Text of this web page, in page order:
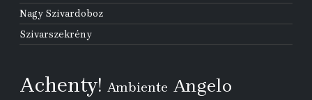
Nagy Szivardoboz
Szivarszekrény
Achenty! Ambiente Angelo